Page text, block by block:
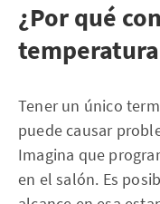
¿Por qué
Tener un único
puede causar
Imagina que
en el salón. Es